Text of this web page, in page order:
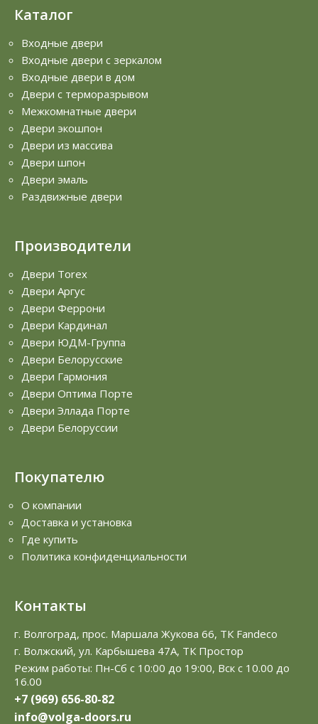
Каталог
Входные двери
Входные двери с зеркалом
Входные двери в дом
Двери с терморазрывом
Межкомнатные двери
Двери экошпон
Двери из массива
Двери шпон
Двери эмаль
Раздвижные двери
Производители
Двери Torex
Двери Аргус
Двери Феррони
Двери Кардинал
Двери ЮДМ-Группа
Двери Белорусские
Двери Гармония
Двери Оптима Порте
Двери Эллада Порте
Двери Белоруссии
Покупателю
О компании
Доставка и установка
Где купить
Политика конфиденциальности
Контакты
г. Волгоград, прос. Маршала Жукова 66, ТК Fandeco
г. Волжский, ул. Карбышева 47А, ТК Простор
Режим работы: Пн-Сб с 10:00 до 19:00, Вск с 10.00 до
16.00
+7 (969) 656-80-82
info@volga-doors.ru